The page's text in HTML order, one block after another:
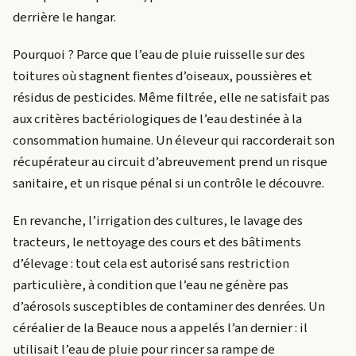
derrière le hangar.
Pourquoi ? Parce que l’eau de pluie ruisselle sur des
toitures où stagnent fientes d’oiseaux, poussières et
résidus de pesticides. Même filtrée, elle ne satisfait pas
aux critères bactériologiques de l’eau destinée à la
consommation humaine. Un éleveur qui raccorderait son
récupérateur au circuit d’abreuvement prend un risque
sanitaire, et un risque pénal si un contrôle le découvre.
En revanche, l’irrigation des cultures, le lavage des
tracteurs, le nettoyage des cours et des bâtiments
d’élevage : tout cela est autorisé sans restriction
particulière, à condition que l’eau ne génère pas
d’aérosols susceptibles de contaminer des denrées. Un
céréalier de la Beauce nous a appelés l’an dernier : il
utilisait l’eau de pluie pour rincer sa rampe de